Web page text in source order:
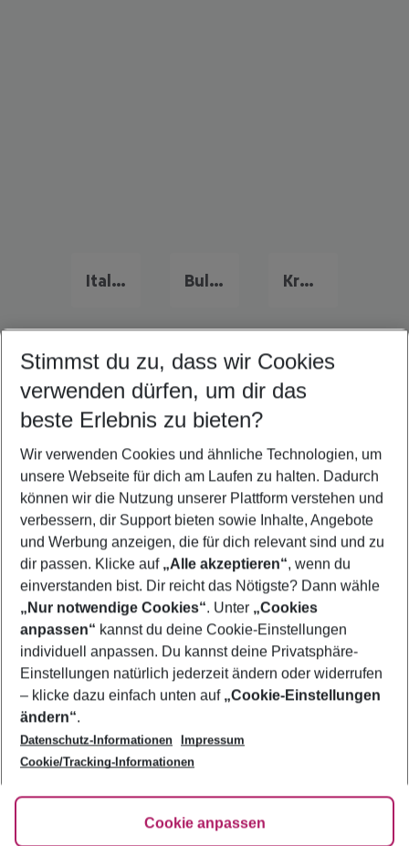
Italien Urlaub Bulgarien Last Minute Kreta Last Minute
Quicklinks
Urlaub Pula
Pauschalreisen Pula
Familienurlaub Pula
Flug & Hotel Pula
Frübucher Angebote Pula für 2026
Footer
Footer navigation
Über uns
AGB
Bestpreisgarantie
Cookie-Einstellungen ändern
Cookie-Richtlinie
Agenturbetreuung
Barrierefreies Reisen
HanseMerkur Reiseversicherung
Folge uns
Stimmst du zu, dass wir Cookies
verwenden dürfen, um dir das
beste Erlebnis zu bieten?
Wir verwenden Cookies und ähnliche Technologien, um
unsere Webseite für dich am Laufen zu halten. Dadurch
können wir die Nutzung unserer Plattform verstehen und
verbessern, dir Support bieten sowie Inhalte, Angebote
und Werbung anzeigen, die für dich relevant sind und zu
dir passen. Klicke auf „Alle akzeptieren“, wenn du
einverstanden bist. Dir reicht das Nötigste? Dann wähle
„Nur notwendige Cookies“. Unter „Cookies
anpassen“ kannst du deine Cookie-Einstellungen
individuell anpassen. Du kannst deine Privatsphäre-
Einstellungen natürlich jederzeit ändern oder widerrufen
– klicke dazu einfach unten auf „Cookie-Einstellungen
ändern“.
Datenschutz-Informationen
Impressum
Cookie/Tracking-Informationen
Cookie anpassen